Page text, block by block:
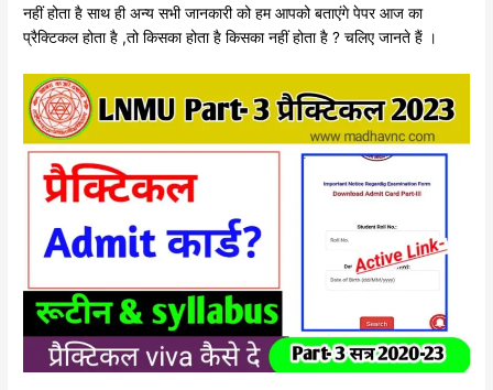
नहीं होता है साथ ही अन्य सभी जानकारी को हम आपको बताएंगे पेपर आज का
प्रैक्टिकल होता है ,तो किसका होता है किसका नहीं होता है ? चलिए जानते हैं ।